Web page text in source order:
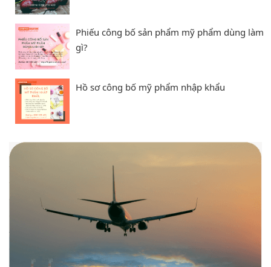
Phiếu công bố sản phẩm mỹ phẩm dùng làm
gì?
Hồ sơ công bố mỹ phẩm nhập khẩu